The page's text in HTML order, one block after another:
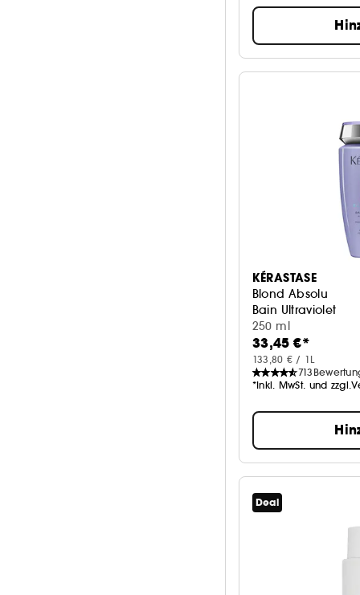
KÉRASTASE
Blond Absolu
Bain Ultraviolet
250 ml
33,45 €*
133,80 € / 1L
713
*Inkl. MwSt. und
Deal